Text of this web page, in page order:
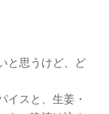
と思うけど、ど
イスと、生姜・